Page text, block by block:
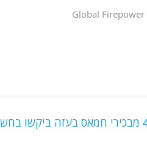
ח"כ ערבי ישראלי חושף: כ-400 מבכירי